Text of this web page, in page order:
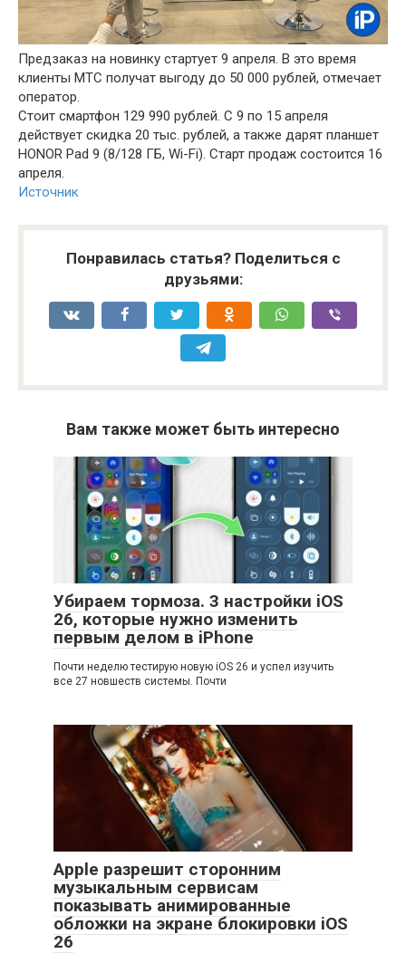
Предзаказ на новинку стартует 9 апреля. В это время
клиенты МТС получат выгоду до 50 000 рублей, отмечает
оператор.
Стоит смартфон 129 990 рублей. С 9 по 15 апреля
действует скидка 20 тыс. рублей, а также дарят планшет
HONOR Pad 9 (8/128 ГБ, Wi-Fi). Старт продаж состоится 16
апреля.
Источник
Понравилась статья? Поделиться с
друзьями:
Вам также может быть интересно
Убираем тормоза. 3 настройки iOS
26, которые нужно изменить
первым делом в iPhone
Почти неделю тестирую новую iOS 26 и успел изучить
все 27 новшеств системы. Почти
Apple разрешит сторонним
музыкальным сервисам
показывать анимированные
обложки на экране блокировки iOS
26